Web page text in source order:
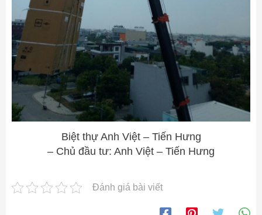
Biệt thự Anh Việt – Tiến Hưng
– Chủ đầu tư: Anh Việt – Tiến Hưng
Đánh giá bài viết